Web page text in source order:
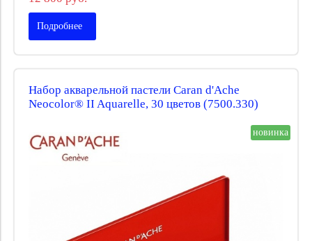
Подробнее
Набор акварельной пастели Caran d'Ache
Neocolor® II Aquarelle, 30 цветов (7500.330)
новинка